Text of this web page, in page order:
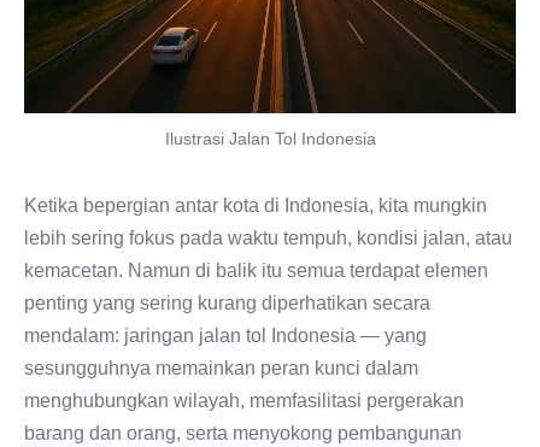
Ilustrasi Jalan Tol Indonesia
Ketika bepergian antar kota di Indonesia, kita mungkin
lebih sering fokus pada waktu tempuh, kondisi jalan, atau
kemacetan. Namun di balik itu semua terdapat elemen
penting yang sering kurang diperhatikan secara
mendalam: jaringan jalan tol Indonesia — yang
sesungguhnya memainkan peran kunci dalam
menghubungkan wilayah, memfasilitasi pergerakan
barang dan orang, serta menyokong pembangunan